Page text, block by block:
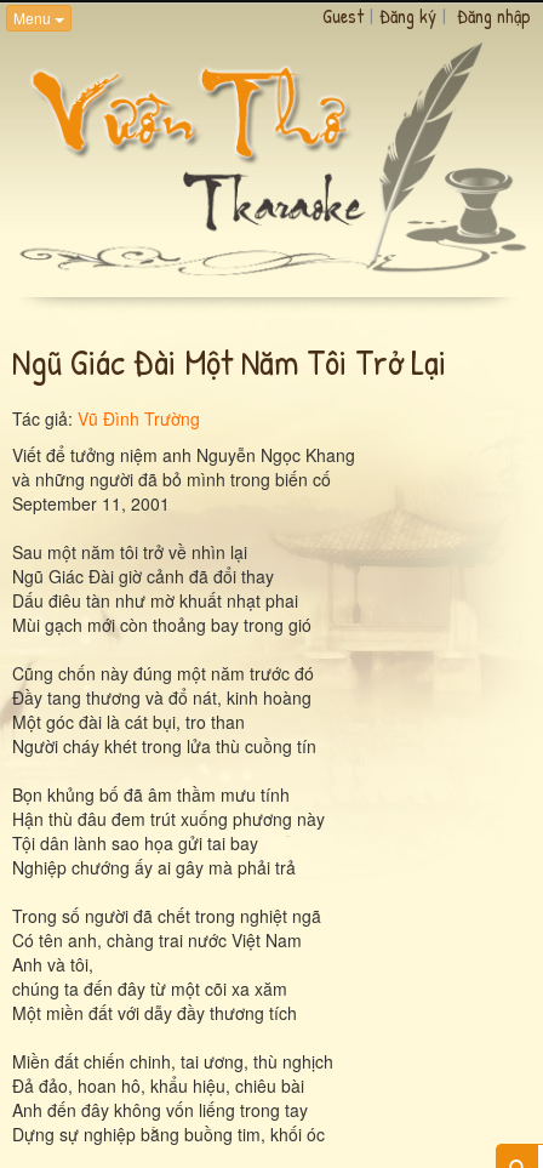
Menu Guest | Đăng ký | Đăng nhập
Ngũ Giác Đài Một Năm Tôi Trở Lại
Tác giả: Vũ Đình Trường
Viết để tưởng niệm anh Nguyễn Ngọc Khang
và những người đã bỏ mình trong biến cố
September 11, 2001
Sau một năm tôi trở về nhìn lại
Ngũ Giác Ðài giờ cảnh đã đổi thay
Dấu điêu tàn như mờ khuất nhạt phai
Mùi gạch mới còn thoảng bay trong gió
Cũng chốn này đúng một năm trước đó
Ðầy tang thương và đổ nát, kinh hoàng
Một góc đài là cát bụi, tro than
Người cháy khét trong lửa thù cuồng tín
Bọn khủng bố đã âm thầm mưu tính
Hận thù đâu đem trút xuống phương này
Tội dân lành sao họa gửi tai bay
Nghiệp chướng ấy ai gây mà phải trả
Trong số người đã chết trong nghiệt ngã
Có tên anh, chàng trai nước Việt Nam
Anh và tôi,
chúng ta đến đây từ một cõi xa xăm
Một miền đất với dẫy đầy thương tích
Miền đất chiến chinh, tai ương, thù nghịch
Ðả đảo, hoan hô, khẩu hiệu, chiêu bài
Anh đến đây không vốn liếng trong tay
Dựng sự nghiệp bằng buồng tim, khối óc